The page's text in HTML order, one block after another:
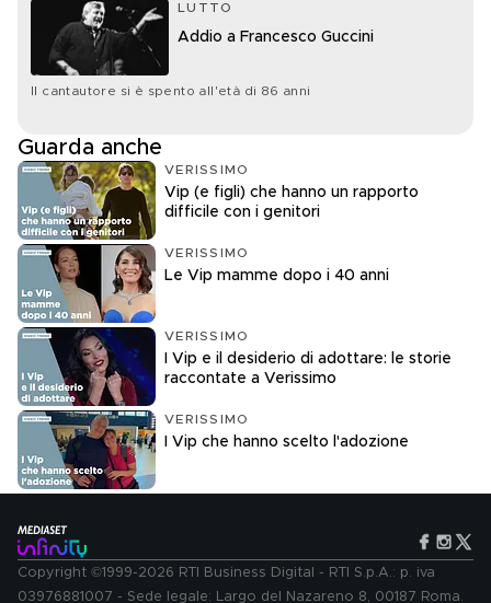
LUTTO
Addio a Francesco Guccini
Il cantautore si è spento all'età di 86 anni
Guarda anche
VERISSIMO
Vip (e figli) che hanno un rapporto
difficile con i genitori
VERISSIMO
Le Vip mamme dopo i 40 anni
VERISSIMO
I Vip e il desiderio di adottare: le storie
raccontate a Verissimo
VERISSIMO
I Vip che hanno scelto l'adozione
Copyright ©1999-2026 RTI Business Digital - RTI S.p.A.: p. iva
03976881007 - Sede legale: Largo del Nazareno 8, 00187 Roma.